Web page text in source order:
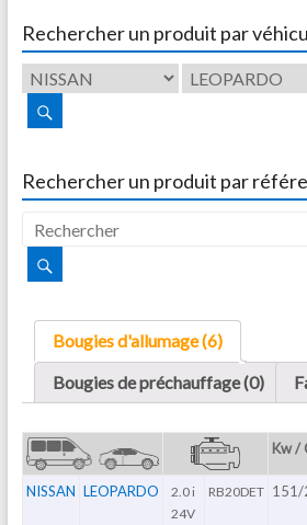
Rechercher un produit par
Rechercher un produit par
Bougies d'allumage (6)
Bougies de préchauffage (0)
Kw /
NISSAN LEOPARDO
2.0 i
24V
RB20DET 151/